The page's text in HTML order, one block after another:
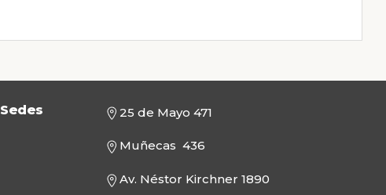
Sedes 25 de Mayo 471
Muñecas 436
Av. Néstor Kirchner 1890